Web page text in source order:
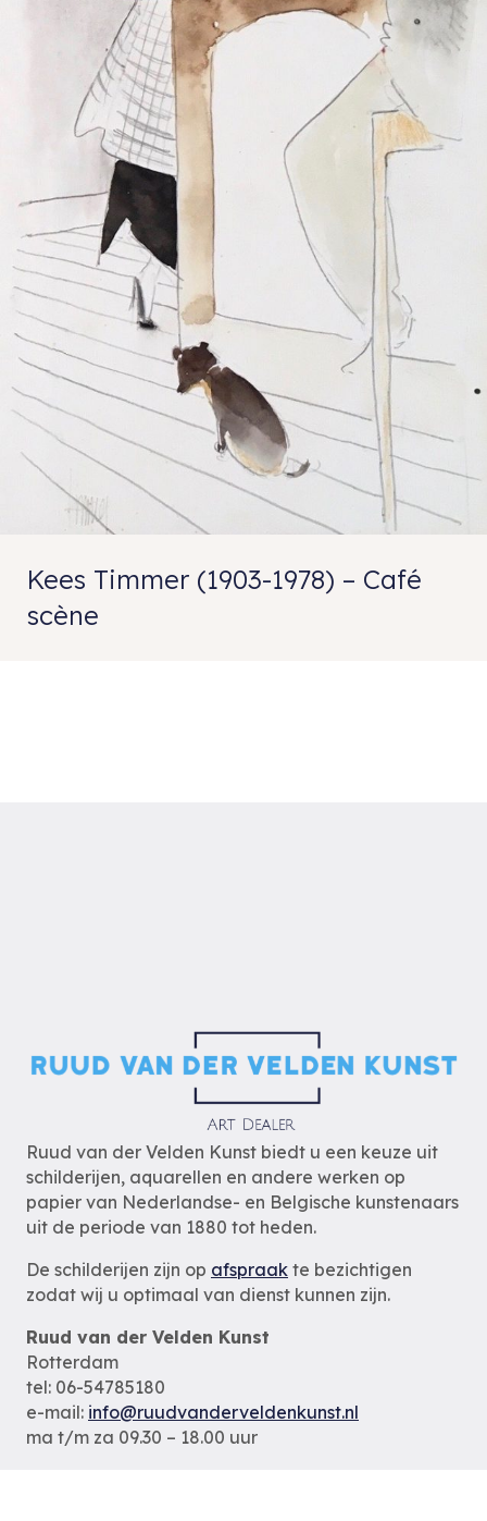
Kees Timmer (1903-1978) – Café
scène
Ruud van der Velden Kunst biedt u een keuze uit
schilderijen, aquarellen en andere werken op
papier van Nederlandse- en Belgische kunstenaars
uit de periode van 1880 tot heden.
De schilderijen zijn op afspraak te bezichtigen
zodat wij u optimaal van dienst kunnen zijn.
Ruud van der Velden Kunst
Rotterdam
tel: 06-54785180
e-mail: info@ruudvanderveldenkunst.nl
ma t/m za 09.30 – 18.00 uur